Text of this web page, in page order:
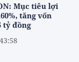
Mục tiêu lợi
tăng vốn
tỷ đồng